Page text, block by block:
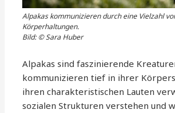
Alpakas kommunizieren durch eine Vielzahl
Körperhaltungen.
Bild: © Sara Huber
Alpakas sind faszinierende
kommunizieren tief in ihrer
ihren charakteristischen Lauten
sozialen Strukturen verstehen und